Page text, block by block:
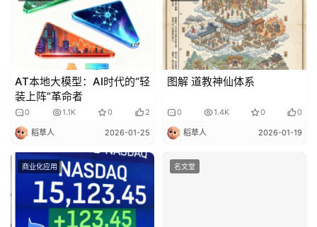
AT本地大模型：AI时代的“轻
装上阵”革命者
0 1.1K 0 2
稻草人 2026-01-25
图解 道教神仙体系
0 1.4K 0 0
稻草人 2026-01-19
商业化应用 名文堂